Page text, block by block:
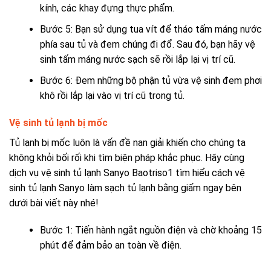
kính, các khay đựng thực phẩm.
Bước 5: Bạn sử dụng tua vít để tháo tấm máng nước
phía sau tủ và đem chúng đi đổ. Sau đó, bạn hãy vệ
sinh tấm máng nước sạch sẽ rồi lắp lại vị trí cũ.
Bước 6: Đem những bộ phận tủ vừa vệ sinh đem phơi
khô rồi lắp lại vào vị trí cũ trong tủ.
Vệ sinh tủ lạnh bị mốc
Tủ lạnh bị mốc luôn là vấn đề nan giải khiến cho chúng ta
không khỏi bối rối khi tìm biện pháp khắc phục. Hãy cùng
dịch vụ vệ sinh tủ lạnh Sanyo Baotriso1 tìm hiểu cách vệ
sinh tủ lạnh Sanyo làm sạch tủ lạnh bằng giấm ngay bên
dưới bài viết này nhé!
Bước 1: Tiến hành ngắt nguồn điện và chờ khoảng 15
phút để đảm bảo an toàn về điện.